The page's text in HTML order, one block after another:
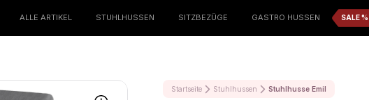
ALLE ARTIKEL STUHLHUSSEN SITZBEZÜGE GASTRO HUSSEN
Startseite Stuhlhussen Stuhlhusse Emil